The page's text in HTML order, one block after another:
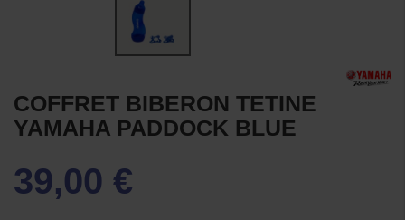
COFFRET BIBERON TETINE
YAMAHA PADDOCK BLUE
39,00 €